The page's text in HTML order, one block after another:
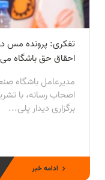
احقاق حق باشگاه
مدیرعامل باشگاه
اصحاب رسانه، با
برگزاری دیدار پلی‌...
ادامه خبر